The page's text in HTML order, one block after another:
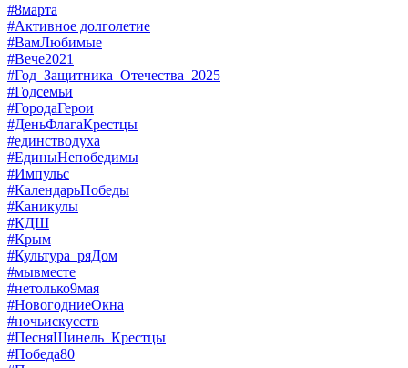
#8марта
#Активное долголетие
#ВамЛюбимые
#Вече2021
#Год_Защитника_Отечества_2025
#Годсемьи
#ГородаГерои
#ДеньФлагаКрестцы
#единстводуха
#ЕдиныНепобедимы
#Импульс
#КалендарьПобеды
#Каникулы
#КДШ
#Крым
#Культура_ряДом
#мывместе
#нетолько9мая
#НовогодниеОкна
#ночьискусств
#ПесняШинель_Крестцы
#Победа80